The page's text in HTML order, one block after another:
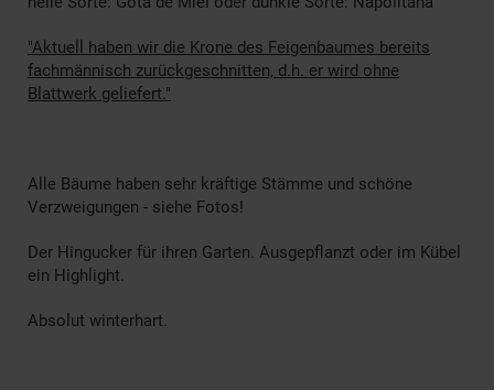
"Aktuell haben wir die Krone des Feigenbaumes bereits
fachmännisch zurückgeschnitten, d.h. er wird ohne
Blattwerk geliefert."
Alle Bäume haben sehr kräftige Stämme und schöne
Verzweigungen - siehe Fotos!
Der Hingucker für ihren Garten. Ausgepflanzt oder im Kübel
ein Highlight.
Absolut winterhart.